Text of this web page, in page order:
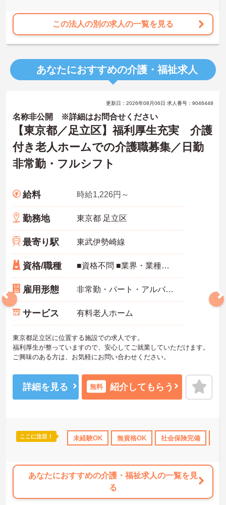
この法人の別の求人の一覧を見る
あなたにおすすめの介護・福祉求人
休日110日以上 資格取得サポート 研修制度あり 産休･育休･介
更新日：2026年08月06日 求人番号：9046448
名称非公開 ※詳細はお問合せください
【東京都／足立区】福利厚生充実 介護
付き老人ホームでの介護職募集／日勤
非常勤・フルシフト
給料 時給1,226円～
勤務地 東京都 足立区
最寄り駅 東武伊勢崎線
資格/職種 ■資格不問 ■業界・業種完全未経験の方も歓迎 ※介護に関する資格をお持ちの方は優遇
雇用形態 非常勤・パート・アルバイト
サービス 有料老人ホーム
東京都足立区に位置する施設での求人です。
福利厚生が整っていますので、安心してご就業していただけます。
ご興味のある方は、お気軽にお問い合わせください。
詳細を見る 無料 紹介してもらう
ここに注目！ 未経験OK 無資格OK 社会保険完備
あなたにおすすめの介護・福祉求人の一覧を見
る